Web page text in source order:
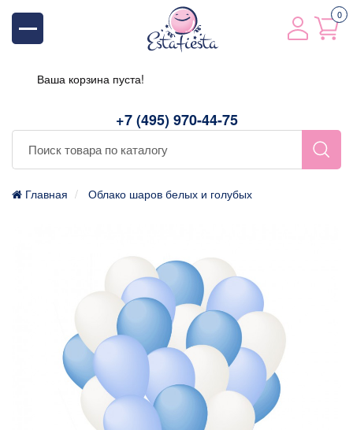
+7 (495) 970-44-75
0
Ваша корзина пуста!
Главная Облако шаров белых и голубых